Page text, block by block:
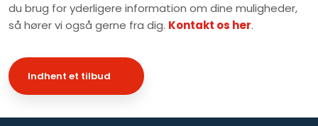
du brug for yderligere information om dine muligheder,
så hører vi også gerne fra dig. Kontakt os her.
Indhent et tilbud